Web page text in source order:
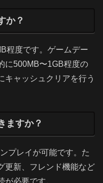
か？
程度です。ゲームデー
に500MB〜1GB程度の
キャッシュクリアを行う
ますか？
プレイが可能です。た
更新、フレンド機能など